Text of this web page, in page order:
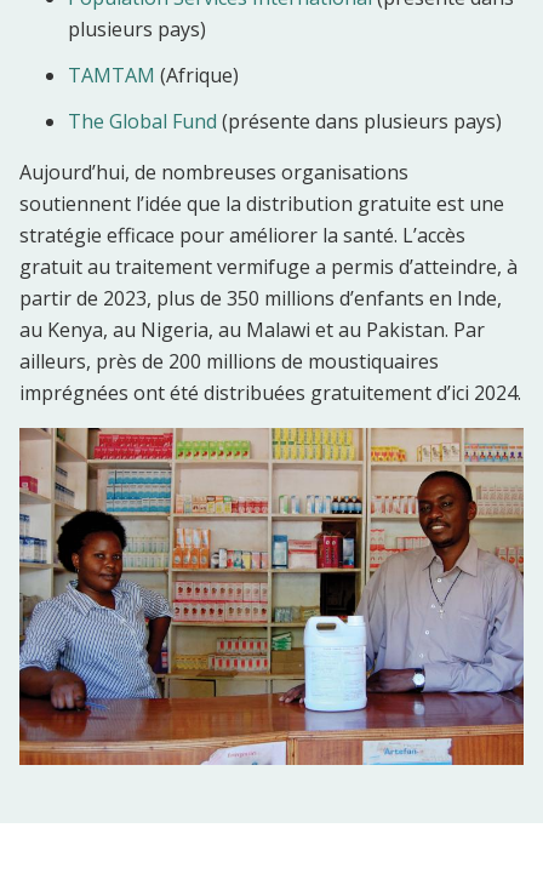
plusieurs pays)
TAMTAM (Afrique)
The Global Fund (présente dans plusieurs pays)
Aujourd’hui, de nombreuses organisations
soutiennent l’idée que la distribution gratuite est une
stratégie efficace pour améliorer la santé. L’accès
gratuit au traitement vermifuge a permis d’atteindre, à
partir de 2023, plus de 350 millions d’enfants en Inde,
au Kenya, au Nigeria, au Malawi et au Pakistan. Par
ailleurs, près de 200 millions de moustiquaires
imprégnées ont été distribuées gratuitement d’ici 2024.